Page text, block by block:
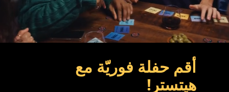
أقم حفلة فوريّة مع
هيتستر!